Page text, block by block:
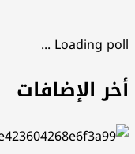
Loading poll ...
أخر الإضافات